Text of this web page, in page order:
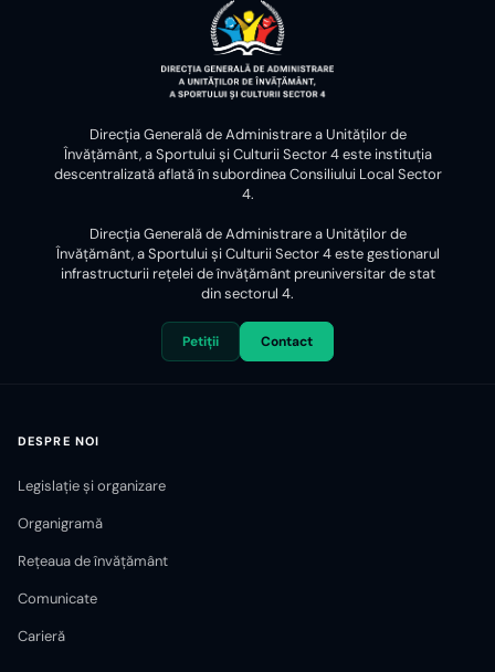
Direcția Generală de Administrare a Unităților de
Învățământ, a Sportului și Culturii Sector 4 este instituția
descentralizată aflată în subordinea Consiliului Local Sector
4.
Direcția Generală de Administrare a Unităților de
Învățământ, a Sportului și Culturii Sector 4 este gestionarul
infrastructurii reţelei de învăţământ preuniversitar de stat
din sectorul 4.
Petiții Contact
DESPRE NOI
Legislație și organizare
Organigramă
Rețeaua de învățământ
Comunicate
Carieră